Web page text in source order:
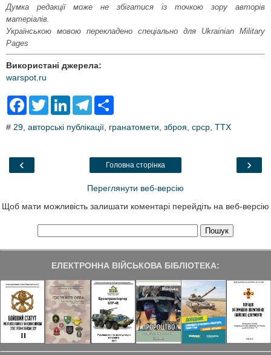
Думка редакції може не збігатися із точкою зору авторів
матеріалів.
Українською мовою перекладено спеціально для Ukrainian Military
Pages
Використані джерела:
warspot.ru
F
e
o
T
t
L
k
T
e
a
r
# 29, авторські публікації, гранатомети, зброя, срср, ТТХ
‹ ›
Головна сторінка
Переглянути веб-версію
Щоб мати можливість залишати коментарі перейдіть на веб-версію
ЕЛЕКТРОННА ВІЙСЬКОВА БІБЛІОТЕКА: